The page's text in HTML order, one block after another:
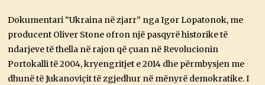
Dokumentari “Ukraina në zjarr” nga Igor Lopatonok, me
producent Oliver Stone ofron një pasqyrë historike të
ndarjeve të thella në rajon që çuan në Revolucionin
Portokalli të 2004, kryengritjet e 2014 dhe përmbysjen me
dhunë të Jukanoviçit të zgjedhur në mënyrë demokratike. I